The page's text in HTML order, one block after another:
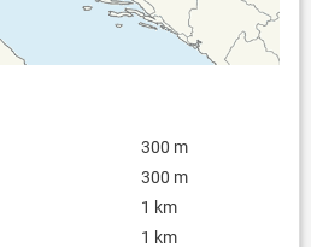
300 m
300 m
1 km
1 km